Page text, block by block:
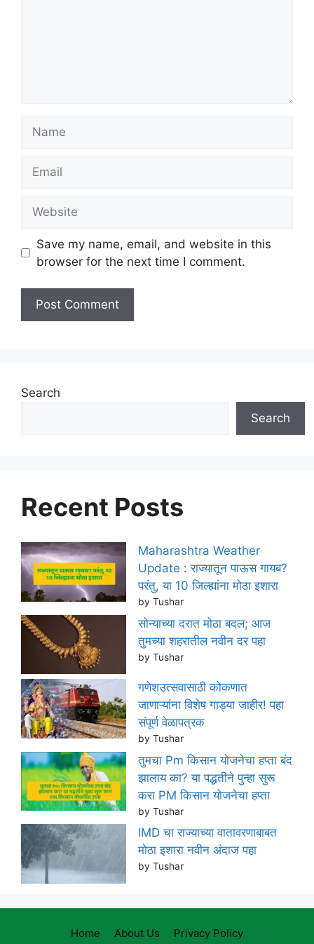
Save my name, email, and website in this
browser for the next time I comment.
Search
Search
Recent Posts
Maharashtra Weather
Update : राज्यातून पाऊस गायब?
परंतु, या 10 जिल्ह्यांना मोठा इशारा
by Tushar
सोन्याच्या दरात मोठा बदल; आज
तुमच्या शहरातील नवीन दर पहा
by Tushar
गणेशउत्सवासाठी कोकणात
जाणाऱ्यांना विशेष गाड्या जाहीर! पहा
संपूर्ण वेळापत्रक
by Tushar
तुमचा Pm किसान योजनेचा हप्ता बंद
झालाय का? या पद्धतीने पुन्हा सुरू
करा PM किसान योजनेचा हप्ता
by Tushar
IMD चा राज्याच्या वातावरणाबाबत
मोठा इशारा नवीन अंदाज पहा
by Tushar
Home About Us Privacy Policy